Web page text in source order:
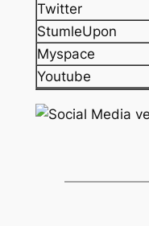
Twitter
StumleUpon
Myspace
Youtube